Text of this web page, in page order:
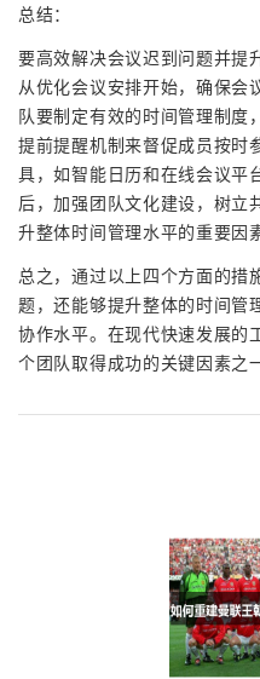
总结：
要高效解决会议迟到问题并提
从优化会议安排开始，确保会
队要制定有效的时间管理制度
提前提醒机制来督促成员按时
具，如智能日历和在线会议平
后，加强团队文化建设，树立
升整体时间管理水平的重要因
总之，通过以上四个方面的措
题，还能够提升整体的时间管
协作水平。在现代快速发展的
个团队取得成功的关键因素之